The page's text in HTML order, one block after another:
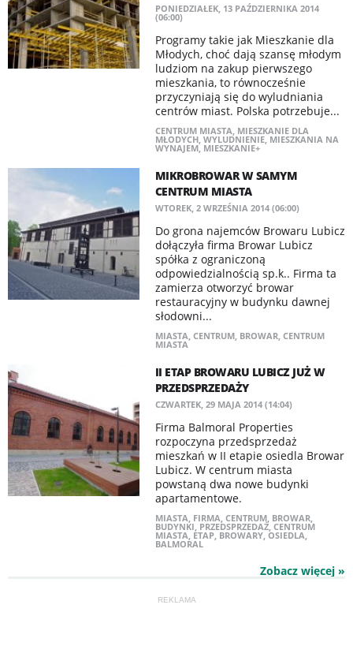
PONIEDZIAŁEK, 13 PAŹDZIERNIKA 2014
(06:00)
Programy takie jak Mieszkanie dla
Młodych, choć dają szansę młodym
ludziom na zakup pierwszego
mieszkania, to równocześnie
przyczyniają się do wyludniania
centrów miast. Polska potrzebuje...
CENTRUM MIASTA, MIESZKANIE DLA
MŁODYCH, WYLUDNIENIE, MIESZKANIA NA
WYNAJEM, MIESZKANIE+
MIKROBROWAR W SAMYM
CENTRUM MIASTA
WTOREK, 2 WRZEŚNIA 2014 (06:00)
Do grona najemców Browaru Lubicz
dołączyła firma Browar Lubicz
spółka z ograniczoną
odpowiedzialnością sp.k.. Firma ta
zamierza otworzyć browar
restauracyjny w budynku dawnej
słodowni...
MIASTA, CENTRUM, BROWAR, CENTRUM
MIASTA
II ETAP BROWARU LUBICZ JUŻ W
PRZEDSPRZEDAŻY
CZWARTEK, 29 MAJA 2014 (14:04)
Firma Balmoral Properties
rozpoczyna przedsprzedaż
mieszkań w II etapie osiedla Browar
Lubicz. W centrum miasta
powstaną dwa nowe budynki
apartamentowe.
MIASTA, FIRMA, CENTRUM, BROWAR,
BUDYNKI, PRZEDSPRZEDAŻ, CENTRUM
MIASTA, ETAP, BROWARY, OSIEDLA,
BALMORAL
Zobacz więcej »
REKLAMA